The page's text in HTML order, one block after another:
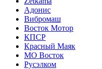
Адонис
Вибромаш
Восток Мотор
КПСР
Красный Маяк
МО Восток
Русэлком